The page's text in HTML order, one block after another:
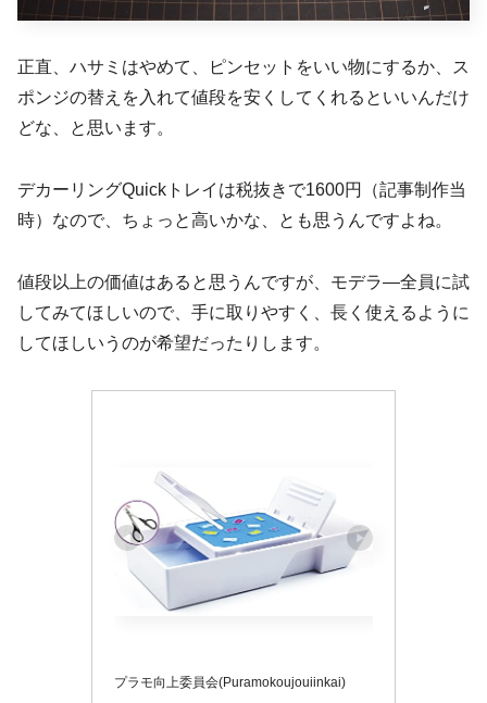
正直、ハサミはやめて、ピンセットをいい物にするか、ス
ポンジの替えを入れて値段を安くしてくれるといいんだけ
どな、と思います。
デカーリングQuickトレイは税抜きで1600円（記事制作当
時）なので、ちょっと高いかな、とも思うんですよね。
値段以上の価値はあると思うんですが、モデラ―全員に試
してみてほしいので、手に取りやすく、長く使えるように
してほしいうのが希望だったりします。
プラモ向上委員会(Puramokoujouiinkai)